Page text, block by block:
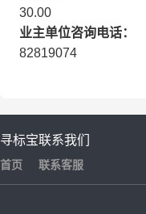
30.00
业主单位咨询电话：
82819074
寻标宝
首页
联系我们
联系客服